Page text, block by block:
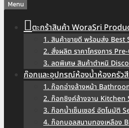
Menu
ตะกร้าสินค้า WoraSri
1. สินค้าขายดี พร้อมส่ง Best
2. สั่งผลิต ราคาโครงการ
3. ลดพิเศษ สินค้าตำหนิ
ก๊อกและอุปกรณ์ห้องน้ำห้องครัว
1. ก๊อกอ่างล้างหน้า
2. ก๊อกซิงค์ล้างจาน Kitchen
3. ก๊อกน้ำเซ็นเซอร์ อัตโนมัติ
4. ก๊อกบอลสนามทองเหลือง